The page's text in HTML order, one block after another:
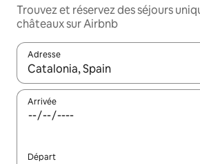
Trouvez et réservez des séjours
châteaux sur Airbnb
Adresse
Lorsque les résultats s'affichent,
Arrivée
Départ